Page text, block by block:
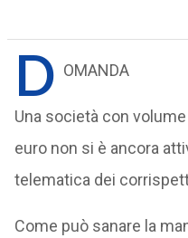
D OMANDA
Una società con
euro non si è ancora
telematica dei
Come può sanare la